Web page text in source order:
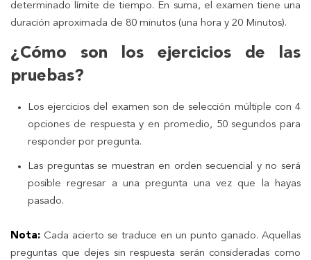
determinado límite de tiempo. En suma, el examen tiene una
duración aproximada de 80 minutos (una hora y 20 Minutos).
¿Cómo son los ejercicios de las
pruebas?
Los ejercicios del examen son de selección múltiple con 4
opciones de respuesta y en promedio, 50 segundos para
responder por pregunta.
Las preguntas se muestran en orden secuencial y no será
posible regresar a una pregunta una vez que la hayas
pasado.
Nota: Cada acierto se traduce en un punto ganado. Aquellas
preguntas que dejes sin respuesta serán consideradas como